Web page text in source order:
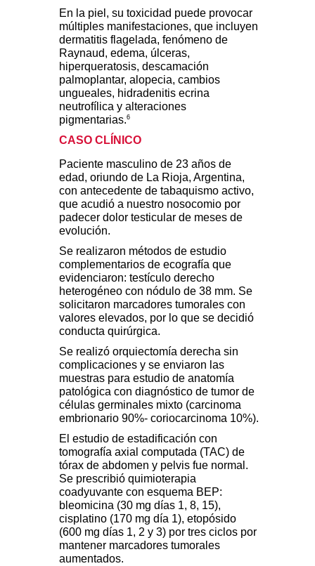
En la piel, su toxicidad puede provocar
múltiples manifestaciones, que incluyen
dermatitis flagelada, fenómeno de
Raynaud, edema, úlceras,
hiperqueratosis, descamación
palmoplantar, alopecia, cambios
ungueales, hidradenitis ecrina
neutrofílica y alteraciones
pigmentarias.6
CASO CLÍNICO
Paciente masculino de 23 años de
edad, oriundo de La Rioja, Argentina,
con antecedente de tabaquismo activo,
que acudió a nuestro nosocomio por
padecer dolor testicular de meses de
evolución.
Se realizaron métodos de estudio
complementarios de ecografía que
evidenciaron: testículo derecho
heterogéneo con nódulo de 38 mm. Se
solicitaron marcadores tumorales con
valores elevados, por lo que se decidió
conducta quirúrgica.
Se realizó orquiectomía derecha sin
complicaciones y se enviaron las
muestras para estudio de anatomía
patológica con diagnóstico de tumor de
células germinales mixto (carcinoma
embrionario 90%- coriocarcinoma 10%).
El estudio de estadificación con
tomografía axial computada (TAC) de
tórax de abdomen y pelvis fue normal.
Se prescribió quimioterapia
coadyuvante con esquema BEP:
bleomicina (30 mg días 1, 8, 15),
cisplatino (170 mg día 1), etopósido
(600 mg días 1, 2 y 3) por tres ciclos por
mantener marcadores tumorales
aumentados.